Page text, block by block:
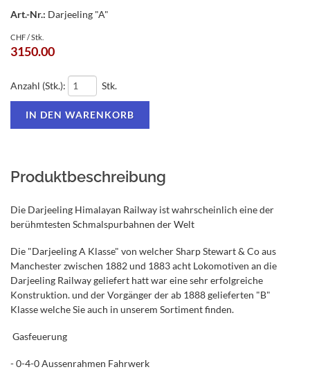
Art.-Nr.: Darjeeling "A"
CHF / Stk.
3150.00
Anzahl (Stk.): Stk.
Produktbeschreibung
Die Darjeeling Himalayan Railway ist wahrscheinlich eine der
berühmtesten Schmalspurbahnen der Welt
Die "Darjeeling A Klasse" von welcher Sharp Stewart & Co aus
Manchester zwischen 1882 und 1883 acht Lokomotiven an die
Darjeeling Railway geliefert hatt war eine sehr erfolgreiche
Konstruktion. und der Vorgänger der ab 1888 gelieferten "B"
Klasse welche Sie auch in unserem Sortiment finden.
Gasfeuerung
- 0-4-0 Aussenrahmen Fahrwerk